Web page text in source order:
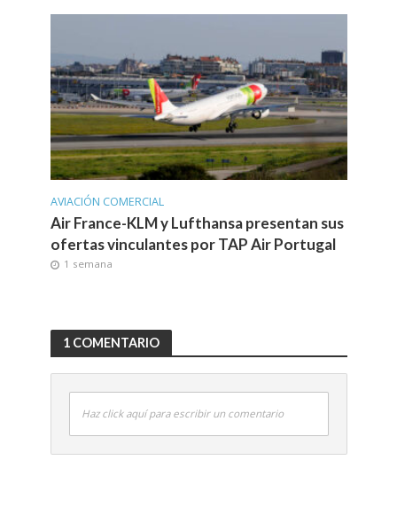
AVIACIÓN COMERCIAL
Air France-KLM y Lufthansa presentan sus
ofertas vinculantes por TAP Air Portugal
1 semana
1 COMENTARIO
Haz click aquí para escribir un comentario